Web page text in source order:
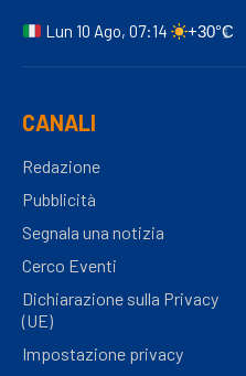
Lun 10 Ago, 07:14 +30°C
CANALI
Redazione
Pubblicità
Segnala una notizia
Cerco Eventi
Dichiarazione sulla Privacy
(UE)
Impostazione privacy